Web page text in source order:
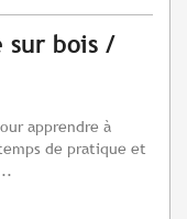
sur bois /
apprendre à
de pratique et